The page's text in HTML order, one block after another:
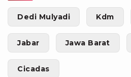
Dedi Mulyadi Kdm
Jabar Jawa Barat
Cicadas